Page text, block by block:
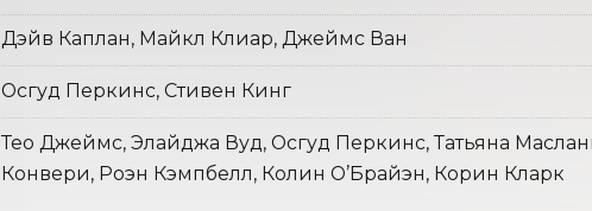
Дэйв Каплан, Майкл Клиар, Джеймс Ван
Осгуд Перкинс, Стивен Кинг
Тео Джеймс, Элайджа Вуд, Осгуд Перкинс, Татьяна
Конвери, Роэн Кэмпбелл, Колин О’Брайэн, Корин Кларк